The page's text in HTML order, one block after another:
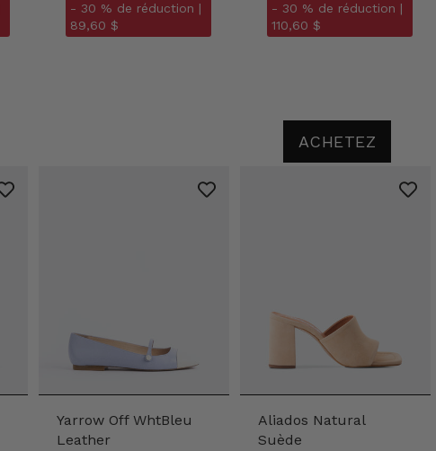
- 30 % de réduction |
89,60 $
- 30 % de réduction |
110,60 $
ACHETEZ
Yarrow Off WhtBleu
Leather
Aliados Natural
Suède